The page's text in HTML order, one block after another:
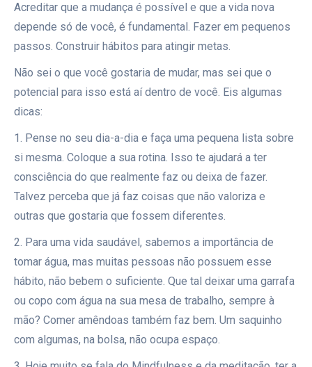
Acreditar que a mudança é possível e que a vida nova
depende só de você, é fundamental. Fazer em pequenos
passos. Construir hábitos para atingir metas.
Não sei o que você gostaria de mudar, mas sei que o
potencial para isso está aí dentro de você. Eis algumas
dicas:
1. Pense no seu dia-a-dia e faça uma pequena lista sobre
si mesma. Coloque a sua rotina. Isso te ajudará a ter
consciência do que realmente faz ou deixa de fazer.
Talvez perceba que já faz coisas que não valoriza e
outras que gostaria que fossem diferentes.
2. Para uma vida saudável, sabemos a importância de
tomar água, mas muitas pessoas não possuem esse
hábito, não bebem o suficiente. Que tal deixar uma garrafa
ou copo com água na sua mesa de trabalho, sempre à
mão? Comer amêndoas também faz bem. Um saquinho
com algumas, na bolsa, não ocupa espaço.